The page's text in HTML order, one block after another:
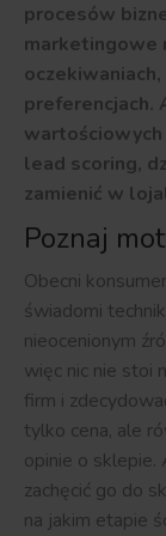
procesów
marketingowe
preferencjach.
lead scoring,
zamienić w
Poznaj
Obecni
świadomi
nieocenionym
więc nic nie stoi
firm i
tylko cena, ale
opinie o sklepie.
zachęcić go do
na jakim etapie